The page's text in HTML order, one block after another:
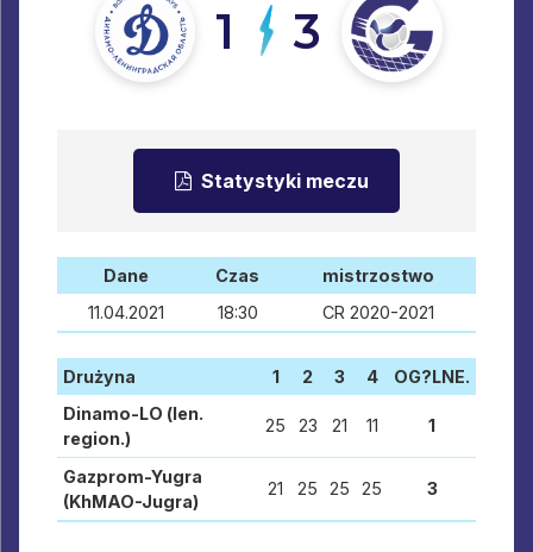
1 3
Statystyki meczu
Dane Czas
mistrzostwo
11.04.2021
18:30 CR 2020-2021
Drużyna 1 2 3 4
OG?LNE.
Dinamo-LO (len.
region.)
25 23 21 11 1
Gazprom-Yugra
(KhMAO-Jugra)
21 25 25 25 3